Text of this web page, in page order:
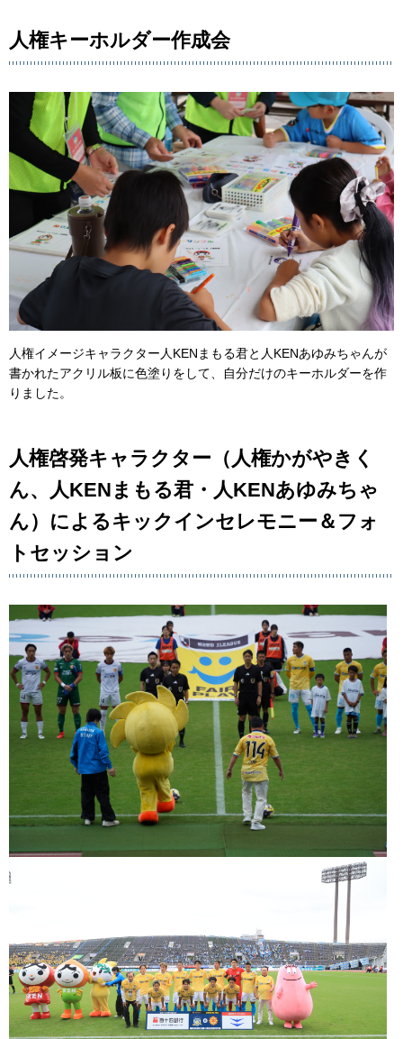
人権キーホルダー作成会
人権イメージキャラクター人KENまもる君と人KENあゆみちゃんが
書かれたアクリル板に色塗りをして、自分だけのキーホルダーを作
りました。
人権啓発キャラクター（人権かがやきく
ん、人KENまもる君・人KENあゆみちゃ
ん）によるキックインセレモニー＆フォ
トセッション